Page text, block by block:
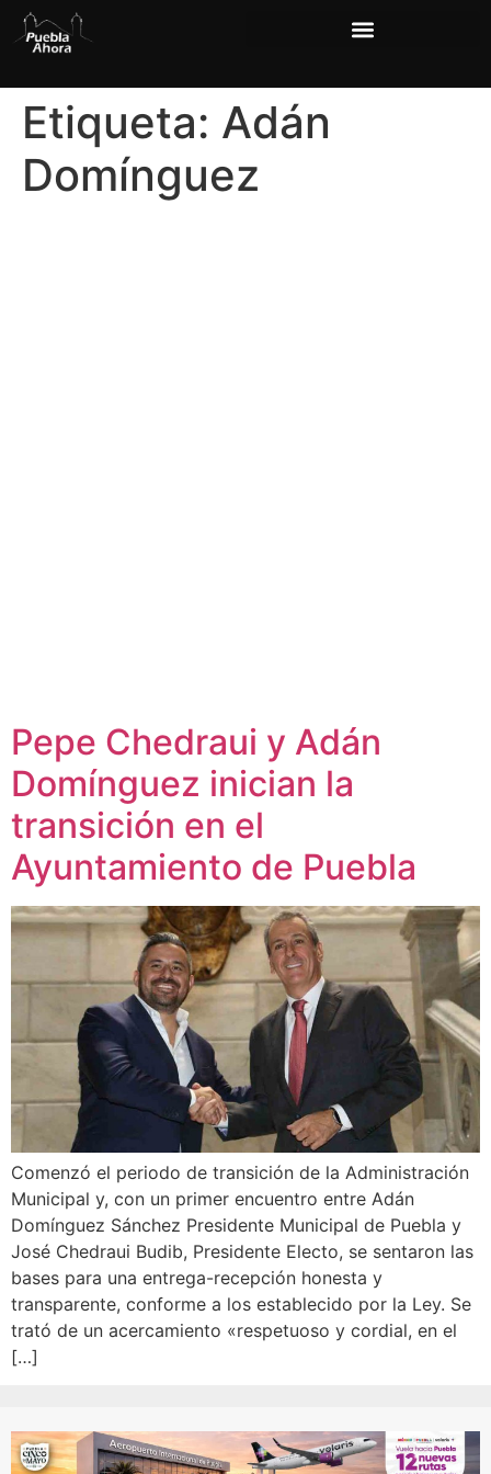
Etiqueta: Adán
Domínguez
Pepe Chedraui y Adán
Domínguez inician la
transición en el
Ayuntamiento de Puebla
Comenzó el periodo de transición de la Administración
Municipal y, con un primer encuentro entre Adán
Domínguez Sánchez Presidente Municipal de Puebla y
José Chedraui Budib, Presidente Electo, se sentaron las
bases para una entrega-recepción honesta y
transparente, conforme a los establecido por la Ley. Se
trató de un acercamiento «respetuoso y cordial, en el
[…]